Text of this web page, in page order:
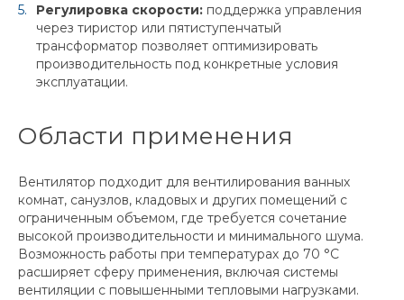
Регулировка скорости: поддержка управления
через тиристор или пятиступенчатый
трансформатор позволяет оптимизировать
производительность под конкретные условия
эксплуатации.
Области применения
Вентилятор подходит для вентилирования ванных
комнат, санузлов, кладовых и других помещений с
ограниченным объемом, где требуется сочетание
высокой производительности и минимального шума.
Возможность работы при температурах до 70 °C
расширяет сферу применения, включая системы
вентиляции с повышенными тепловыми нагрузками.